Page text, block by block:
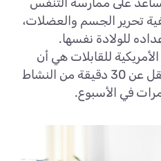
تحرير الجسم والعضلات،
للولادة نفسها.
للقابلات هي أن
تمارس المرأة الحامل ما لا يقل عن 30 دقيقة من النشاط